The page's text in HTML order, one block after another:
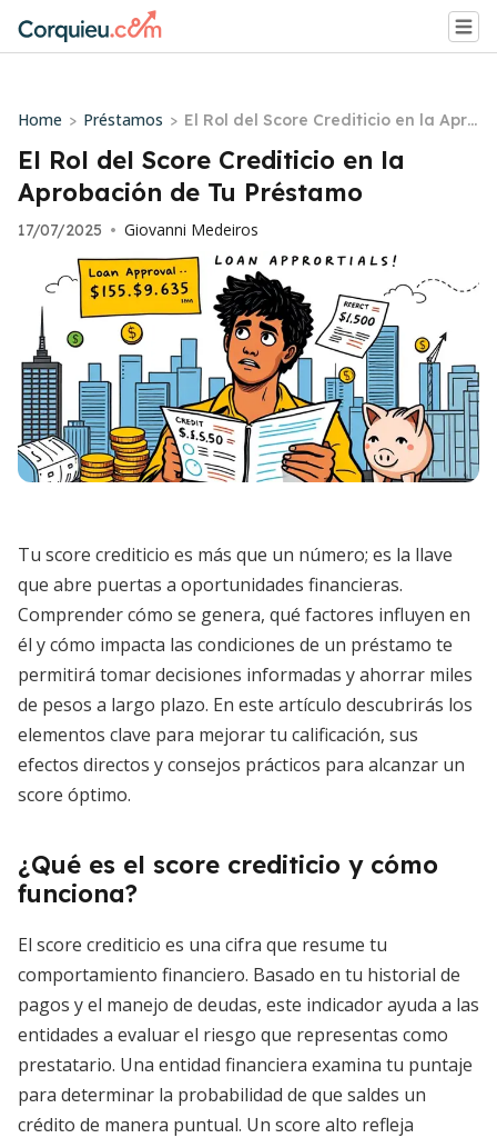
Home > Préstamos > El Rol del Score Crediticio en la Apro
bación de Tu Préstamo
El Rol del Score Crediticio en la
Aprobación de Tu Préstamo
17/07/2025 • Giovanni Medeiros
Tu score crediticio es más que un número; es la llave
que abre puertas a oportunidades financieras.
Comprender cómo se genera, qué factores influyen en
él y cómo impacta las condiciones de un préstamo te
permitirá tomar decisiones informadas y ahorrar miles
de pesos a largo plazo. En este artículo descubrirás los
elementos clave para mejorar tu calificación, sus
efectos directos y consejos prácticos para alcanzar un
score óptimo.
¿Qué es el score crediticio y cómo
funciona?
El score crediticio es una cifra que resume tu
comportamiento financiero. Basado en tu historial de
pagos y el manejo de deudas, este indicador ayuda a las
entidades a evaluar el riesgo que representas como
prestatario. Una entidad financiera examina tu puntaje
para determinar la probabilidad de que saldes un
crédito de manera puntual. Un score alto refleja